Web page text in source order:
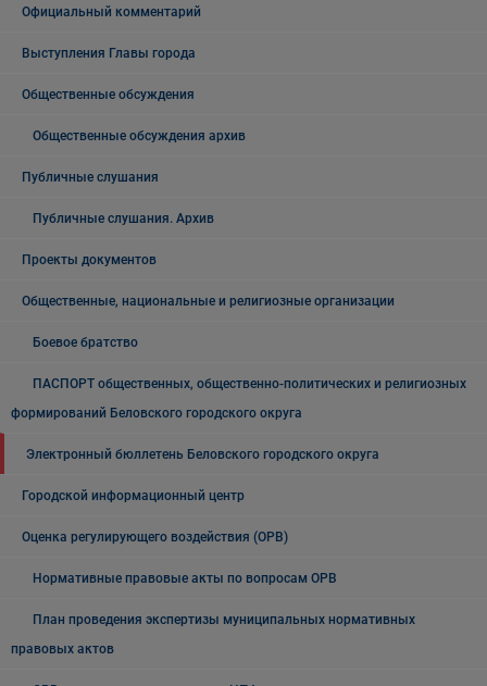
Официальный комментарий
Выступления Главы города
Общественные обсуждения
Общественные обсуждения архив
Публичные слушания
Публичные слушания. Архив
Проекты документов
Общественные, национальные и религиозные организации
Боевое братство
ПАСПОРТ общественных, общественно-политических и религиозных
формирований Беловского городского округа
Электронный бюллетень Беловского городского округа
Городской информационный центр
Оценка регулирующего воздействия (ОРВ)
Нормативные правовые акты по вопросам ОРВ
План проведения экспертизы муниципальных нормативных
правовых актов